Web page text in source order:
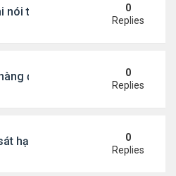
thật về hôn nhân
0
Replies
đầu tg ở VN
0
Replies
hại cụ bà 91 tuổi, phi tang xác
0
Replies